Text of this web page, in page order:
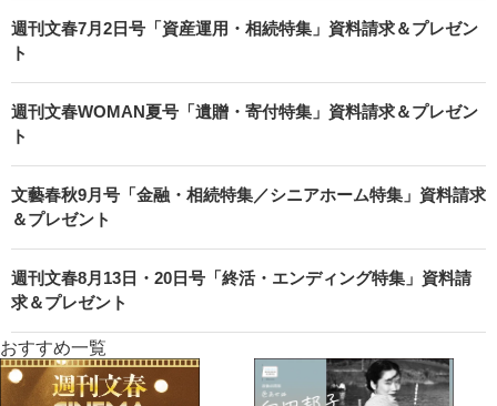
週刊文春7月2日号「資産運用・相続特集」資料請求＆プレゼン
ト
週刊文春WOMAN夏号「遺贈・寄付特集」資料請求＆プレゼン
ト
文藝春秋9月号「金融・相続特集／シニアホーム特集」資料請求
＆プレゼント
週刊文春8月13日・20日号「終活・エンディング特集」資料請
求＆プレゼント
おすすめ一覧